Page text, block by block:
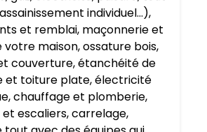
individuel…),
et remblai, maçonnerie et
maison, ossature bois,
couverture, étanchéité de
et toiture plate, électricité
chauffage et plomberie,
et escaliers, carrelage,